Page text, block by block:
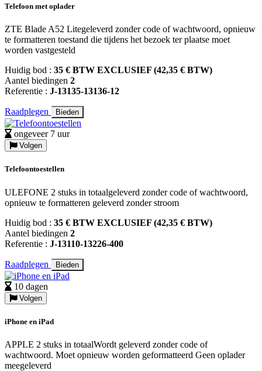
Telefoon met oplader
ZTE Blade A52 Litegeleverd zonder code of wachtwoord, opnieuw
te formatteren toestand die tijdens het bezoek ter plaatse moet
worden vastgesteld
Huidig bod : 35 € BTW EXCLUSIEF (42,35 € BTW)
Aantel biedingen 2
Referentie : J-13135-13136-12
Raadplegen Bieden
ongeveer 7 uur
Volgen
Telefoontoestellen
ULEFONE 2 stuks in totaalgeleverd zonder code of wachtwoord,
opnieuw te formatteren geleverd zonder stroom
Huidig bod : 35 € BTW EXCLUSIEF (42,35 € BTW)
Aantel biedingen 2
Referentie : J-13110-13226-400
Raadplegen Bieden
10 dagen
Volgen
iPhone en iPad
APPLE 2 stuks in totaalWordt geleverd zonder code of
wachtwoord. Moet opnieuw worden geformatteerd Geen oplader
meegeleverd